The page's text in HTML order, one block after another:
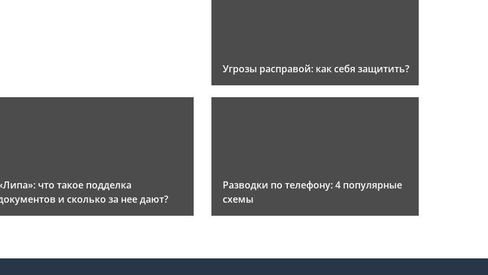
Угрозы расправой: как себя защитить?
что такое подделка
и сколько за нее дают?
Разводки по телефону: 4 популярные
схемы